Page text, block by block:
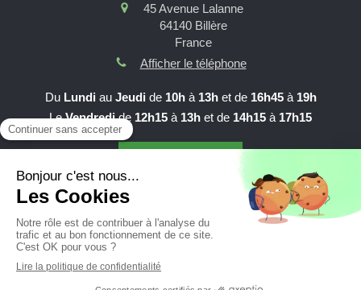
45 Avenue Lalanne
64140 Billère
France
Afficher le téléphone
Du Lundi au Jeudi de 10hà 13het de 16h45à 19h
LeVendredide 12h15 à 13h et de 14h15 à 17h15
Création et référencement du site par Simplébo
Site partenaire deAFC